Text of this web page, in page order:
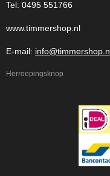
Tel: 0495 551766
www.timmershop.nl
E-mail: info@timmershop.nl
Herroepingsknop